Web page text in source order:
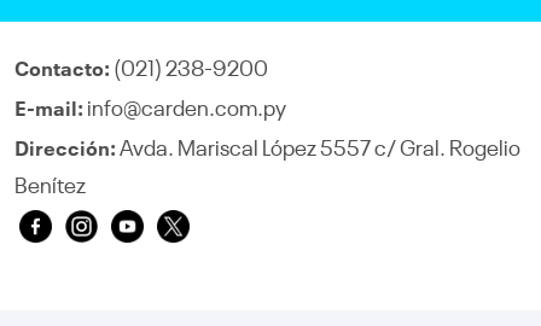
Contacto: (021) 238-9200
E-mail: info@carden.com.py
Dirección: Avda. Mariscal López 5557 c/ Gral. Rogelio
Benítez